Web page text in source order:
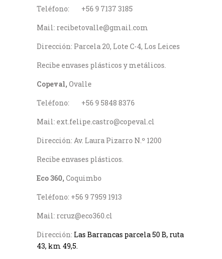
Teléfono: +56 9 7137 3185
Mail: recibetovalle@gmail.com
Dirección: Parcela 20, Lote C-4, Los Leices
Recibe envases plásticos y metálicos.
Copeval, Ovalle
Teléfono: +56 9 5848 8376
Mail: ext.felipe.castro@copeval.cl
Dirección: Av. Laura Pizarro N.º 1200
Recibe envases plásticos.
Eco 360, Coquimbo
Teléfono: +56 9 7959 1913
Mail: rcruz@eco360.cl
Dirección: Las Barrancas parcela 50 B, ruta
43, km 49,5.